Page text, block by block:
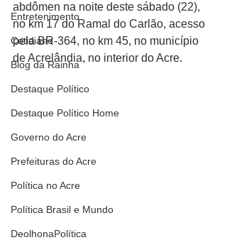
Entretenimento
Cotidiano
Blog da Rainha
Destaque Político
Destaque Político Home
Governo do Acre
Prefeituras do Acre
Política no Acre
Política Brasil e Mundo
DeolhonaPolítica
abdômen na noite deste sábado (22),
no km 17 do Ramal do Carlão, acesso
pela BR-364, no km 45, no município
de Acrelândia, no interior do Acre.